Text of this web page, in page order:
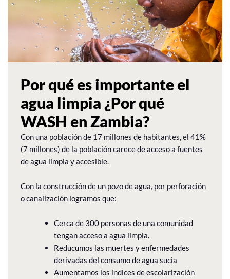
Por qué es importante el
agua limpia ¿Por qué
WASH en Zambia?
Con una población de 17 millones de habitantes, el 41%
(7 millones) de la población carece de acceso a fuentes
de agua limpia y accesible.
Con la construcción de un pozo de agua, por perforación
o canalización logramos que:
Cerca de 300 personas de una comunidad
tengan acceso a agua limpia.
Reducumos las muertes y enfermedades
derivadas del consumo de agua sucia
Aumentamos los índices de escolarización